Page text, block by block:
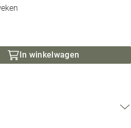
In winkelwagen